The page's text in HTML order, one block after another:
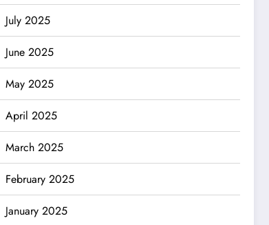
July 2025
June 2025
May 2025
April 2025
March 2025
February 2025
January 2025